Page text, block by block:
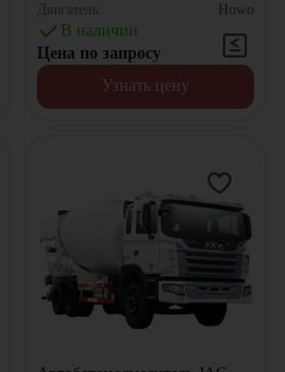
Двигатель:
Howo
В наличии
Цена по запросу
Узнать цену